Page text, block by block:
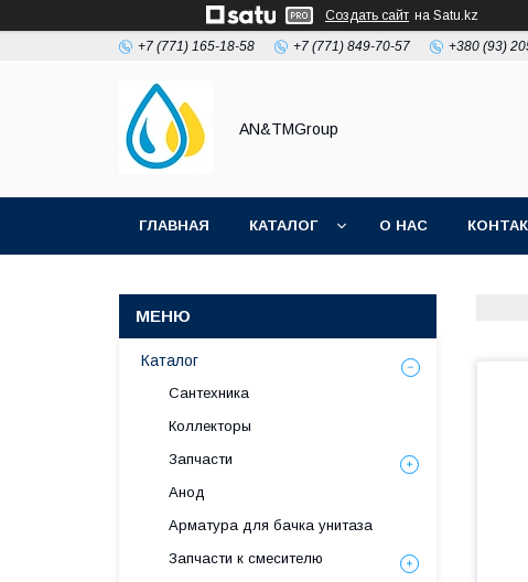
Создать сайт на Satu.kz
+7 (771) 165-18-58 +7 (771) 849-70-57 +380 (93)
AN&TMGroup
ГЛАВНАЯ КАТАЛОГ О НАС
Каталог
Сантехника
Коллекторы
Запчасти
Анод
Арматура для бачка унитаза
Запчасти к смесителю